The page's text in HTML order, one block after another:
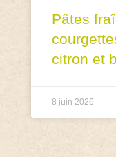
Pâtes
citron et
8 juin 2026